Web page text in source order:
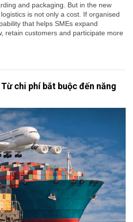
and packaging. But in the new
is not only a cost. If organised
that helps SMEs expand
retain customers and participate more
chi phí bắt buộc đến năng